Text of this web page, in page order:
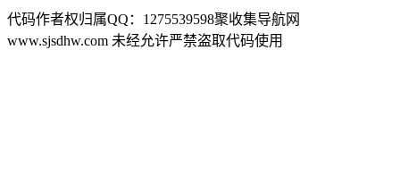
代码作者权归属QQ：1275539598聚收集导航网
www.sjsdhw.com 未经允许严禁盗取代码使用